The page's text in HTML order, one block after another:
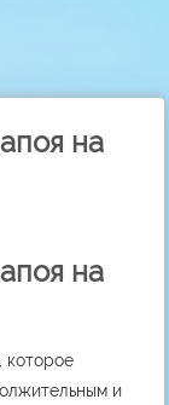
на
на
которое
и